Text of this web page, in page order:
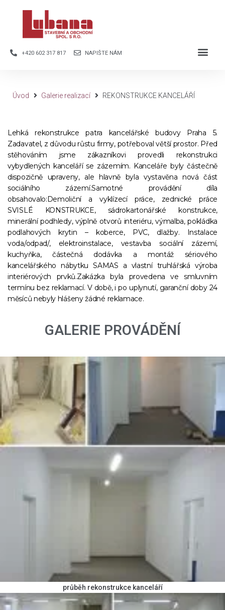
+420 602 317 817 NAPIŠTE NÁM
Úvod Galerie realizací REKONSTRUKCE KANCELÁŘÍ
Lehká rekonstrukce patra kancelářské budovy Praha 5.
Zadavatel, z důvodu růstu firmy, potřeboval větší prostor. Před
stěhováním jsme zákazníkovi provedli rekonstrukci
vybydlených kanceláří se zázemím. Kanceláře byly částečně
dispozičně upraveny, ale hlavně byla vystavěna nová část
sociálního zázemí.Samotné provádění díla
obsahovalo:Demoliční a vyklízecí práce, zednické práce
SVISLÉ KONSTRUKCE, sádrokartonářské konstrukce,
minerální podhledy, výplně otvorů interiéru, výmalba, pokládka
podlahových krytin – koberce, PVC, dlažby. Instalace
voda/odpad/, elektroinstalace, vestavba sociální zázemí,
kuchyňka, částečná dodávka a montáž sériového
kancelářského nábytku SAMAS a vlastní truhlářská výroba
interiérových prvků.Zakázka byla provedena ve smluvním
termínu bez reklamací. V době, i po uplynutí, garanční doby 24
měsíců nebyly hlášeny žádné reklamace.
GALERIE PROVÁDĚNÍ
průběh rekonstrukce kanceláří